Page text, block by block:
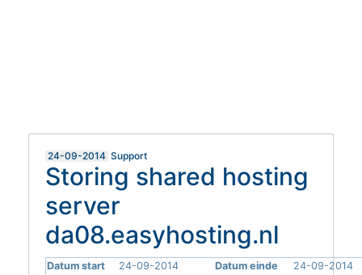
24-09-2014 Support
Storing shared hosting
server
da08.easyhosting.nl
Datum start 24-09-2014 Datum einde
24-09-2014